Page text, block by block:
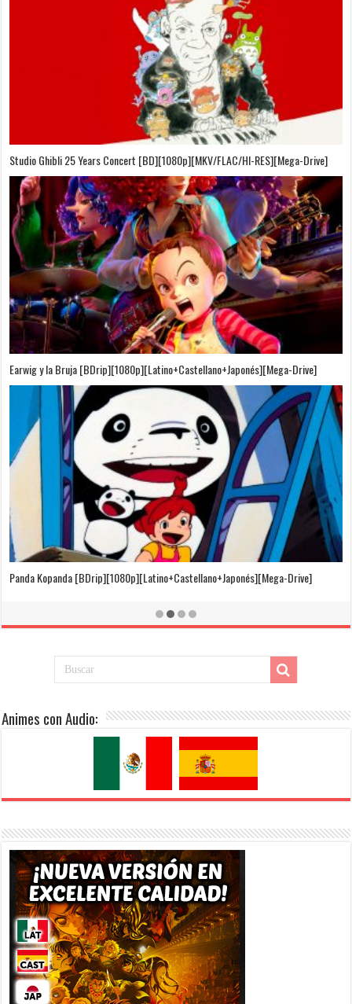
On Your Mark [OVA][BDrip][1080p][Sub-Español][Sub-English][MEGA]
Puedo Escuchar el Mar [Película][BDrip][1080p][Dual Audio]
[Castellano+Japonés][Sub-Español][MEGA]
Animes con Audio: